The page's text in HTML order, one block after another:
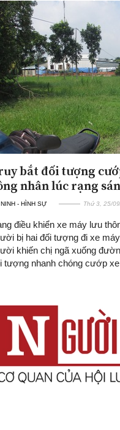
bắt đối tượng
nhân lúc rạng
- HÌNH SỰ Thứ 3, 25/
điều khiển xe máy lưu
bị hai đối tượng đi xe
khiến chị ngã xuống
tượng nhanh chóng cướp